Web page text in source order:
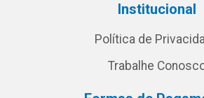
Institucional
Política de
Trabalhe